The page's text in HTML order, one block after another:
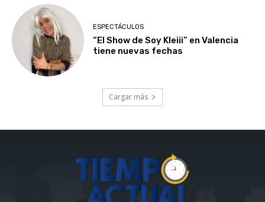
ESPECTÁCULOS
“El Show de Soy Kleiii” en Valencia
tiene nuevas fechas
Cargar más